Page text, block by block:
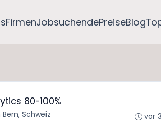
FirmenJobsuchendePreiseBlog
80-100%
Schweiz
vor